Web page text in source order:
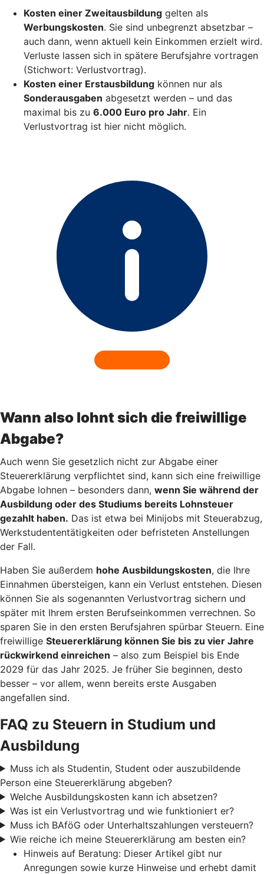
Kosten einer Zweitausbildung gelten als
Werbungskosten. Sie sind unbegrenzt absetzbar –
auch dann, wenn aktuell kein Einkommen erzielt wird.
Verluste lassen sich in spätere Berufsjahre vortragen
(Stichwort: Verlustvortrag).
Kosten einer Erstausbildung können nur als
Sonderausgaben abgesetzt werden – und das
maximal bis zu 6.000 Euro pro Jahr. Ein
Verlustvortrag ist hier nicht möglich.
Wann also lohnt sich die freiwillige
Abgabe?
Auch wenn Sie gesetzlich nicht zur Abgabe einer
Steuererklärung verpflichtet sind, kann sich eine freiwillige
Abgabe lohnen – besonders dann, wenn Sie während der
Ausbildung oder des Studiums bereits Lohnsteuer
gezahlt haben. Das ist etwa bei Minijobs mit Steuerabzug,
Werkstudententätigkeiten oder befristeten Anstellungen
der Fall.
Haben Sie außerdem hohe Ausbildungskosten, die Ihre
Einnahmen übersteigen, kann ein Verlust entstehen. Diesen
können Sie als sogenannten Verlustvortrag sichern und
später mit Ihrem ersten Berufseinkommen verrechnen. So
sparen Sie in den ersten Berufsjahren spürbar Steuern. Eine
freiwillige Steuererklärung können Sie bis zu vier Jahre
rückwirkend einreichen – also zum Beispiel bis Ende
2029 für das Jahr 2025. Je früher Sie beginnen, desto
besser – vor allem, wenn bereits erste Ausgaben
angefallen sind.
FAQ zu Steuern in Studium und
Ausbildung
Muss ich als Studentin, Student oder auszubildende
Person eine Steuererklärung abgeben?
Welche Ausbildungskosten kann ich absetzen?
Was ist ein Verlustvortrag und wie funktioniert er?
Muss ich BAföG oder Unterhaltszahlungen versteuern?
Wie reiche ich meine Steuererklärung am besten ein?
Hinweis auf Beratung: Dieser Artikel gibt nur
Anregungen sowie kurze Hinweise und erhebt damit